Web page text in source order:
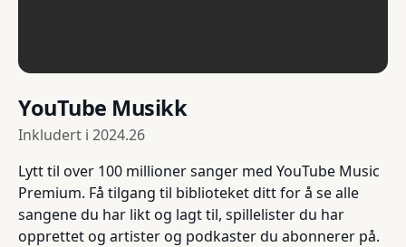
YouTube Musikk
Inkludert i 2024.26
Lytt til over 100 millioner sanger med YouTube Music
Premium. Få tilgang til biblioteket ditt for å se alle
sangene du har likt og lagt til, spillelister du har
opprettet og artister og podkaster du abonnerer på.